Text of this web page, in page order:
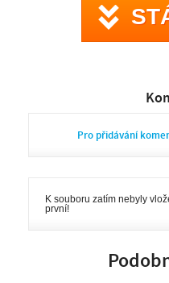
Pro přidávání
K souboru zatím nebyly
první!